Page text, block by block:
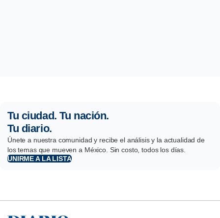
Tu ciudad. Tu nación.
Tu diario.
Únete a nuestra comunidad y recibe el análisis y la actualidad de
los temas que mueven a México. Sin costo, todos los días.
UNIRME A LA LISTA